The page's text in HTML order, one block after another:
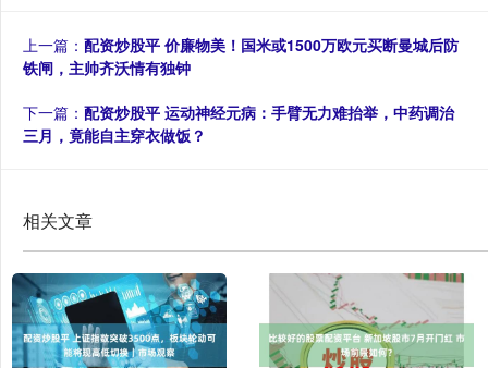
上一篇： 配资炒股平 价廉物美！国米或1500万欧元买断曼城后防
铁闸，主帅齐沃情有独钟
下一篇： 配资炒股平 运动神经元病：手臂无力难抬举，中药调治
三月，竟能自主穿衣做饭？
相关文章